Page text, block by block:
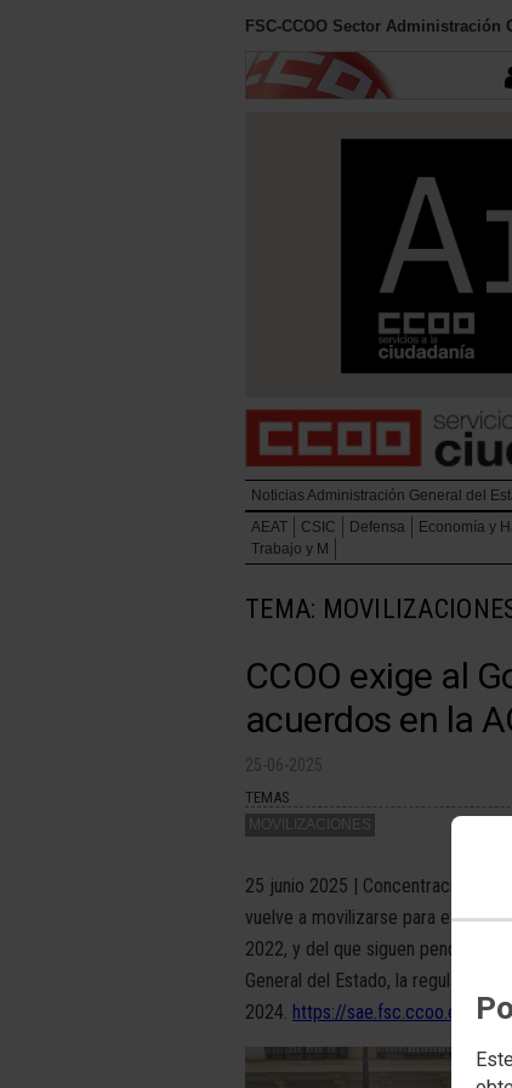
FSC-CCOO Sector Administración
Noticias Administración General del
AEAT
CSIC Defensa Economía y
Trabajo y M
TEMA:
CCOO exige al
acuerdos en la
25-06-2025
TEMAS
MOVILIZACIONES
25 junio 2025 | Concentración de
vuelve a movilizarse para exigir el
2022, y del que siguen pendientes
General del Estado, la regulación
2024. https://sae.fsc.ccoo.es/